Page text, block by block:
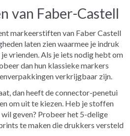
van Faber-Castell
markeerstiften van Faber Castell
laten zien waarmee je indruk
vrienden. Als je iets nodig hebt om
dan hun klassieke markers
verkrijgbaar zijn.
dan heeft de connector-penetui
om uit te kiezen. Heb je stoffen
geven? Probeer het 5-delige
te maken die drukkers versteld